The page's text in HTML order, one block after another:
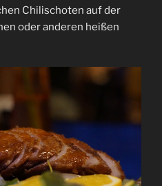
Chilischoten auf der
oder anderen heißen